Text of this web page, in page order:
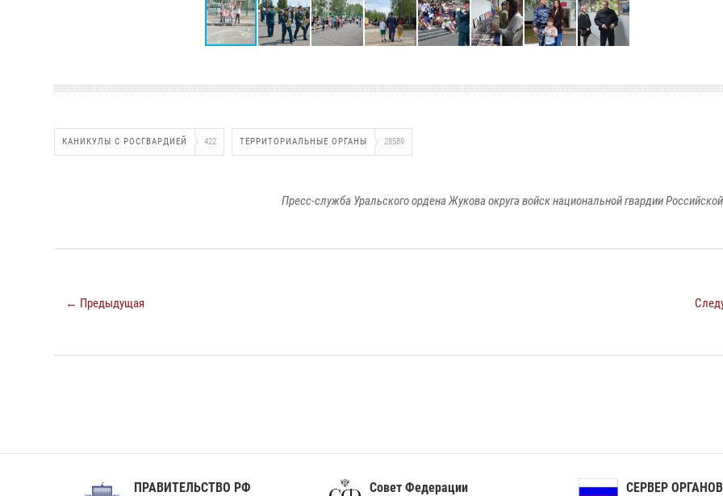
КАНИКУЛЫ С РОСГВАРДИЕЙ 422 ТЕРРИТОРИАЛЬНЫЕ ОРГАНЫ 28589
Пресс-служба Уральского ордена Жукова округа войск национальной гвардии
← Предыдущая
ПРАВИТЕЛЬСТВО РФ Совет Федерации СЕРВЕР ОРГАНОВ